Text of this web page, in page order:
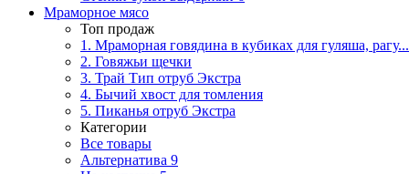
Мраморное мясо
Топ продаж
1. Мраморная говядина в кубиках для гуляша, рагу...
2. Говяжьи щечки
3. Трай Тип отруб Экстра
4. Бычий хвост для томления
5. Пиканья отруб Экстра
Категории
Все товары
Альтернатива 9